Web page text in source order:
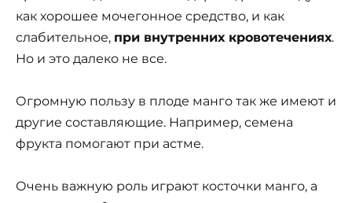
как хорошее мочегонное средство, и как
слабительное, при внутренних кровотечениях.
Но и это далеко не все.
Огромную пользу в плоде манго так же имеют и
другие составляющие. Например, семена
фрукта помогают при астме.
Очень важную роль играют косточки манго, а